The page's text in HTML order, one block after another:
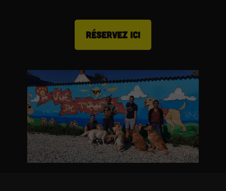
RÉSERVEZ ICI